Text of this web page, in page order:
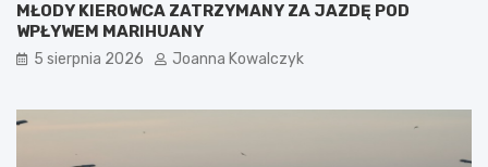
MŁODY KIEROWCA ZATRZYMANY ZA JAZDĘ POD
WPŁYWEM MARIHUANY
5 sierpnia 2026 Joanna Kowalczyk